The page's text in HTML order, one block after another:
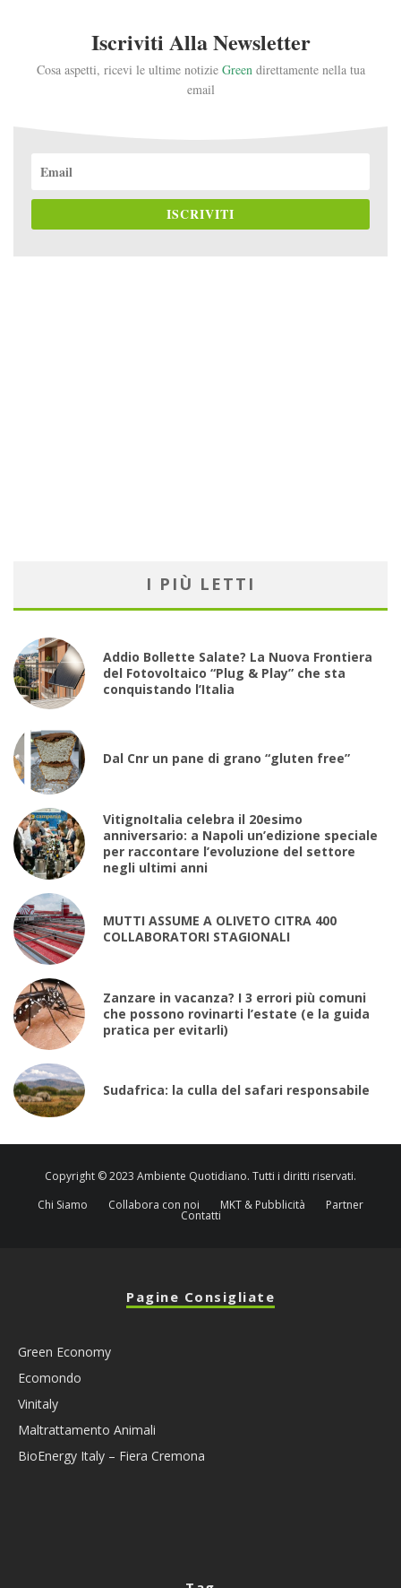
Iscriviti Alla Newsletter
Cosa aspetti, ricevi le ultime notizie Greendirettamente nella tua
email
ISCRIVITI
I PIÙ LETTI
Addio Bollette Salate? La Nuova Frontiera
del Fotovoltaico “Plug & Play” che sta
conquistando l’Italia
Dal Cnr un pane di grano “gluten free”
VitignoItalia celebra il 20esimo
anniversario: a Napoli un’edizione speciale
per raccontare l’evoluzione del settore
negli ultimi anni
MUTTI ASSUME A OLIVETO CITRA 400
COLLABORATORI STAGIONALI
Zanzare in vacanza? I 3 errori più comuni
che possono rovinarti l’estate (e la guida
pratica per evitarli)
Sudafrica: la culla del safari responsabile
Copyright © 2023 Ambiente Quotidiano. Tutti i diritti riservati.
Chi Siamo
Collabora con noi MKT & Pubblicità Partner
Contatti
Pagine Consigliate
Green Economy
Ecomondo
Vinitaly
Maltrattamento Animali
BioEnergy Italy – Fiera Cremona